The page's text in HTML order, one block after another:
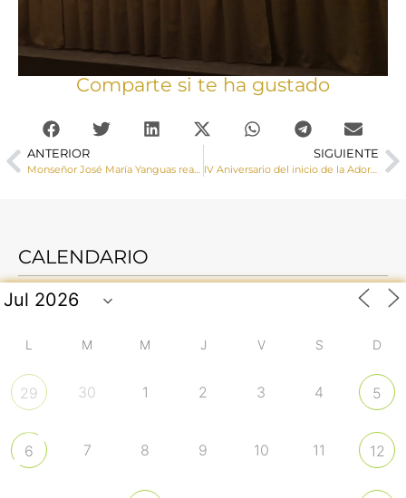
Comparte si te ha gustado
ANTERIOR
Monseñor José María Yanguas realiza una Visita Pastoral a la parroquia Ntra. Sra. de la Asunción de Tarancón
SIGUIENTE
IV Aniversario del inicio de la Adoración Eucarística Perpetua en Cuenca
CALENDARIO
L M M J V S D
29 30 1 2 3 4 5
6 7 8 9 10 11 12